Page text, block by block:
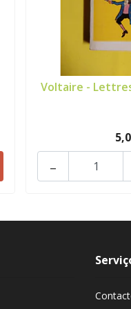
Voltaire -
-